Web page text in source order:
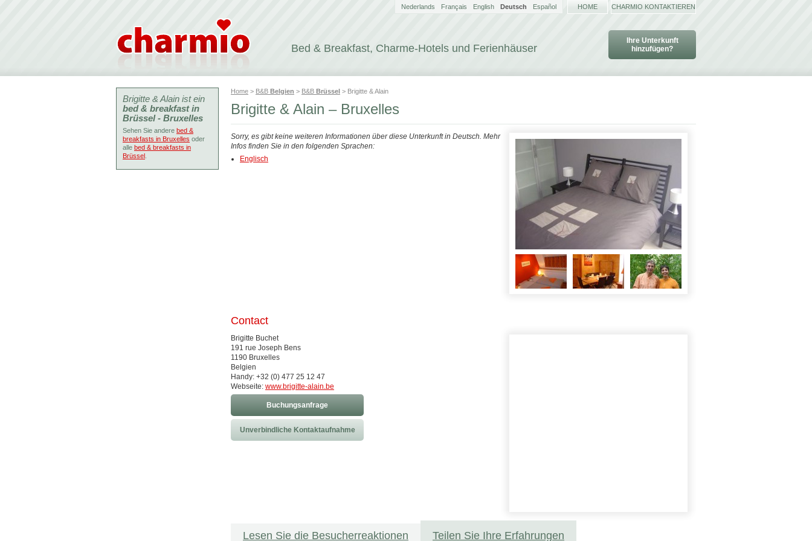
Bed & Breakfast, Charme-Hotels und Ferienhäuser
Ihre Unterkunft
hinzufügen?
Nederlands Français English Deutsch Español HOME CHARMIO KONTAKTIEREN
Home > B&B Belgien > B&B Brüssel > Brigitte & Alain
Brigitte & Alain – Bruxelles
Sorry, es gibt keine weiteren Informationen über diese Unterkunft in Deutsch. Mehr
Infos finden Sie in den folgenden Sprachen:
Englisch
Contact
Brigitte Buchet
191 rue Joseph Bens
1190 Bruxelles
Belgien
Handy: +32 (0) 477 25 12 47
Webseite: www.brigitte-alain.be
Buchungsanfrage
Unverbindliche Kontaktaufnahme
Lesen Sie die Besucherreaktionen Teilen Sie Ihre Erfahrungen
Brigitte & Alain ist ein
bed & breakfast in
Brüssel - Bruxelles
Sehen Sie andere bed &
breakfasts in Bruxelles oder
alle bed & breakfasts in
Brüssel